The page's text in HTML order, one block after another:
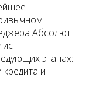
Абсолют
этапах:
и